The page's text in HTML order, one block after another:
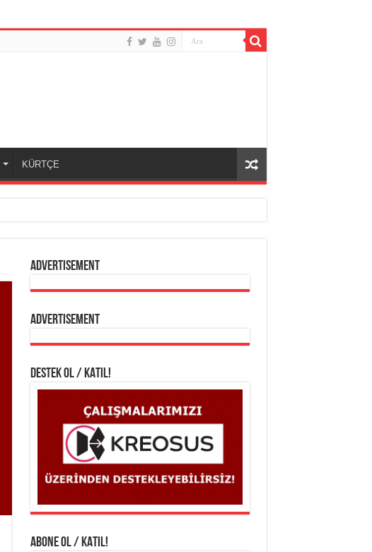
KÜRTÇE
Advertisement
Advertisement
DESTEK OL / KATIL!
ABONE OL / KATIL!